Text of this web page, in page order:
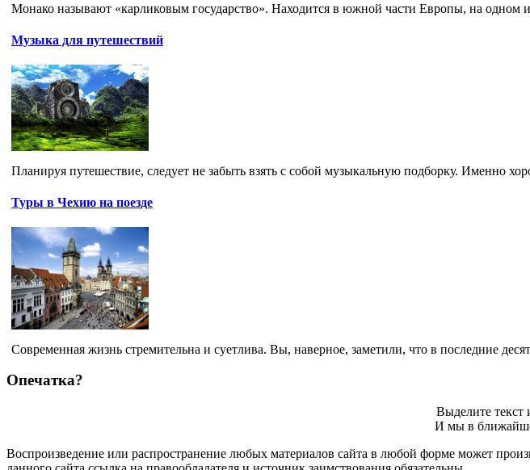
Монако называют «карликовым государство». Находится в южной части Европы, на одном
Музыка для путешествий
Планируя путешествие, следует не забыть взять с собой музыкальную подборку. Именно
Туры в Чехию на поезде
Современная жизнь стремительна и суетлива. Вы, наверное, заметили, что в последние
Опечатка?
Выделите текст
И мы в
Воспроизведение или распространение любых материалов сайта в любой форме может